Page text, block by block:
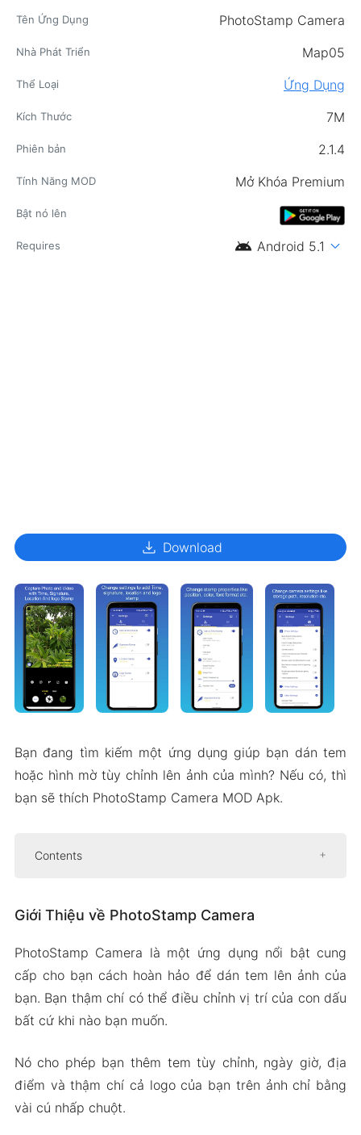
Tên Ứng Dụng PhotoStamp Camera
Nhà Phát Triển Map05
Thể Loại Ứng Dụng
Kích Thước 7M
Phiên bản 2.1.4
Tính Năng MOD Mở Khóa Premium
Bật nó lên
Requires android Android 5.1 expand_more
download Download
Bạn đang tìm kiếm một ứng dụng giúp bạn dán tem
hoặc hình mờ tùy chỉnh lên ảnh của mình? Nếu có, thì
bạn sẽ thích PhotoStamp Camera MOD Apk.
Contents
Nhiều kiểu phông chữ
Thêm Logo của bạn để cải thiện thương
hiệu của bạn
Phiên Bản APK Mod của PhotoStamp Camera
Tải Xuống PhotoStamp Camera Apk & MOD cho
Android 2024
Giới Thiệu về PhotoStamp Camera
PhotoStamp Camera là một ứng dụng nổi bật cung
cấp cho bạn cách hoàn hảo để dán tem lên ảnh của
bạn. Bạn thậm chí có thể điều chỉnh vị trí của con dấu
bất cứ khi nào bạn muốn.
Nó cho phép bạn thêm tem tùy chỉnh, ngày giờ, địa
điểm và thậm chí cả logo của bạn trên ảnh chỉ bằng
vài cú nhấp chuột.